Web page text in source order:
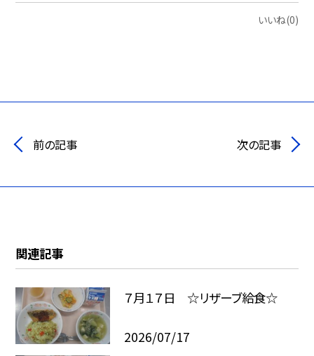
いいね(0)
前の記事 次の記事
関連記事
７月１７日 ☆リザーブ給食☆
2026/07/17